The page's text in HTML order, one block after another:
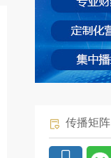
传播矩阵